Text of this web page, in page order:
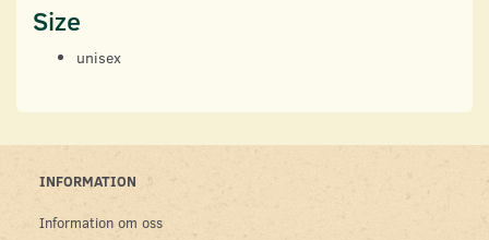
Size
unisex
INFORMATION
Information om oss